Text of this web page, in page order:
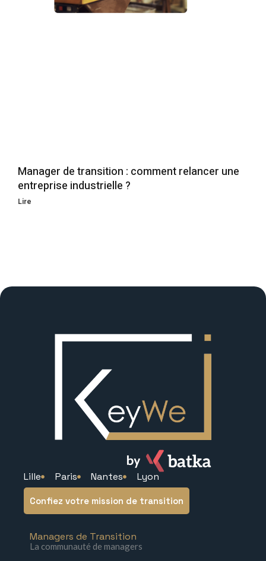
Manager de transition : comment relancer une
entreprise industrielle ?
Lire
Lille Paris Nantes Lyon
Confiez votre mission de transition
Managers de Transition
La communauté de managers